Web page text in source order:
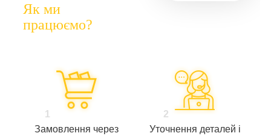
Як ми
працюємо?
1
Замовлення через
2
Уточнення деталей і